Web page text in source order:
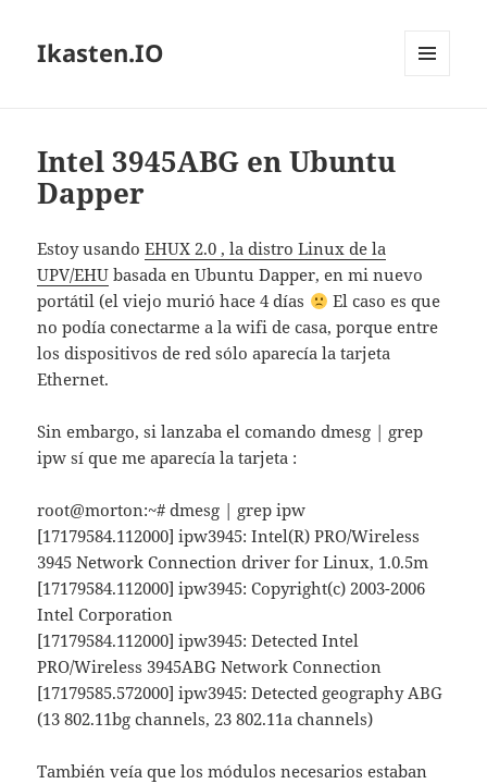
Ikasten.IO
Intel 3945ABG en Ubuntu
Dapper
Estoy usandoEHUX 2.0 , la distro Linux de la
UPV/EHU basada en Ubuntu Dapper, en mi nuevo
portátil (el viejo murió hace 4 días
El caso es que
no podía conectarme a la wifi de casa, porque entre
los dispositivos de red sólo aparecía la tarjeta
Ethernet.
Sin embargo, si lanzaba el comando dmesg | grep
ipw sí que me aparecía la tarjeta :
root@morton:~# dmesg | grep ipw
[17179584.112000] ipw3945: Intel(R) PRO/Wireless
3945 Network Connection driver for Linux, 1.0.5m
[17179584.112000] ipw3945: Copyright(c) 2003-2006
Intel Corporation
[17179584.112000] ipw3945: Detected Intel
PRO/Wireless 3945ABG Network Connection
[17179585.572000] ipw3945: Detected geography ABG
(13 802.11bg channels, 23 802.11a channels)
También veía que los módulos necesarios estaban